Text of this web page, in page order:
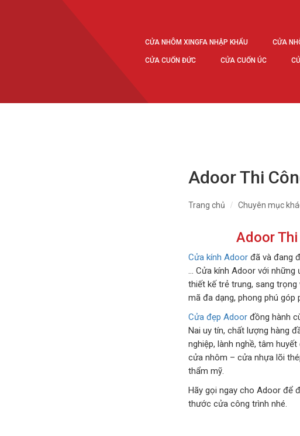
CỬA NHÔM XINGFA NHẬP KHẨU CỬA
CỬA CUỐN ĐỨC CỬA CUỐN ÚC
Adoor Thi
Trang chủ Chuyên mục
Adoor
Cửa kính Adoor đã và đang
… Cửa kính Adoor với
thiết kế trẻ trung, sang
mã đa dạng, phong phú
Cửa đẹp Adoor đồng hành
Nai uy tín, chất lượng hàng
nghiệp, lành nghề, tâm
cửa nhôm – cửa nhựa lõi
thẩm mỹ.
Hãy gọi ngay cho Adoor để
thước cửa công trình nhé.